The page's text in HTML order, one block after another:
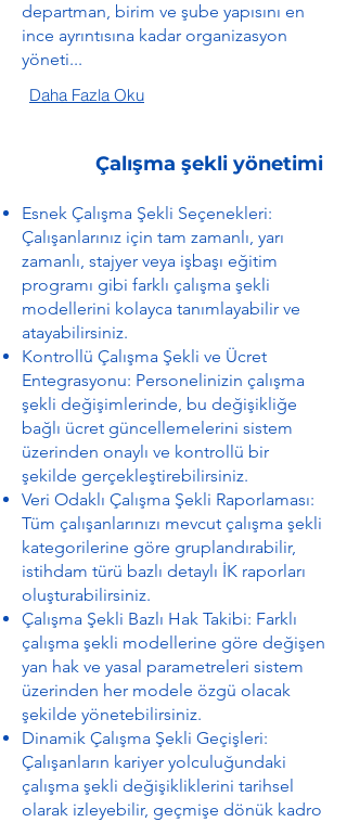
departman, birim ve şube yapısını en
ince ayrıntısına kadar organizasyon
yöneti...
Daha Fazla Oku
Çalışma şekli yönetimi
Esnek Çalışma Şekli Seçenekleri:
Çalışanlarınız için tam zamanlı, yarı
zamanlı, stajyer veya işbaşı eğitim
programı gibi farklı çalışma şekli
modellerini kolayca tanımlayabilir ve
atayabilirsiniz.
Kontrollü Çalışma Şekli ve Ücret
Entegrasyonu: Personelinizin çalışma
şekli değişimlerinde, bu değişikliğe
bağlı ücret güncellemelerini sistem
üzerinden onaylı ve kontrollü bir
şekilde gerçekleştirebilirsiniz.
Veri Odaklı Çalışma Şekli Raporlaması:
Tüm çalışanlarınızı mevcut çalışma şekli
kategorilerine göre gruplandırabilir,
istihdam türü bazlı detaylı İK raporları
oluşturabilirsiniz.
Çalışma Şekli Bazlı Hak Takibi: Farklı
çalışma şekli modellerine göre değişen
yan hak ve yasal parametreleri sistem
üzerinden her modele özgü olacak
şekilde yönetebilirsiniz.
Dinamik Çalışma Şekli Geçişleri:
Çalışanların kariyer yolculuğundaki
çalışma şekli değişikliklerini tarihsel
olarak izleyebilir, geçmişe dönük kadro